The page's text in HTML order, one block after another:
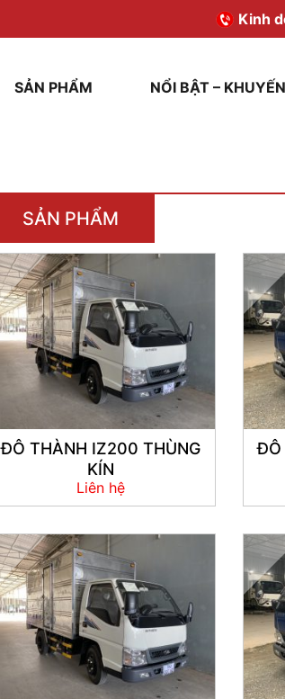
Kinh
SẢN PHẨM NỔI BẬT –
SẢN PHẨM
ĐÔ THÀNH IZ200 THÙNG
KÍN
Liên hệ
ĐÔ